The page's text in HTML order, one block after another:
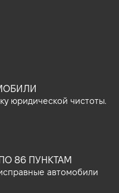
юридической чистоты.
86 ПУНКТАМ
автомобили